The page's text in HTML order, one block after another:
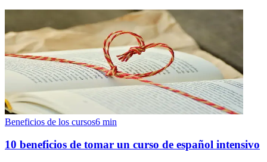
Beneficios de los cursos6 min
10 beneficios de tomar un curso de español intensivo